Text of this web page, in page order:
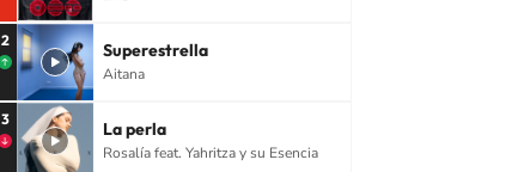
2 Superestrella
Aitana
3 La perla
Rosalía feat. Yahritza y su Esencia